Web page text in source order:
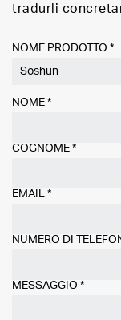
tradurli
NOME PRODOTTO *
NOME *
COGNOME *
EMAIL *
NUMERO DI
MESSAGGIO *